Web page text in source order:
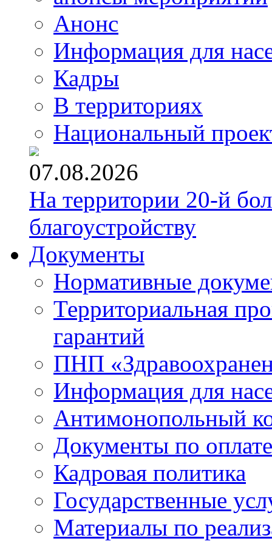
Анонс
Информация для
Кадры
В территориях
Национальный
07.08.2026
На территории 20-й
благоустройству
Документы
Нормативные
Территориальная
гарантий
ПНП
Информация для
Антимонопольный
Документы по
Кадровая политика
Государственные
Материалы по